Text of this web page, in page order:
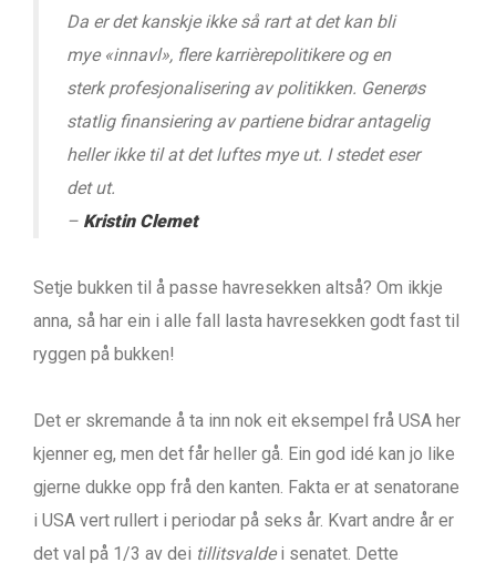
Da er det kanskje ikke så rart at det kan bli
mye «innavl», flere karrièrepolitikere og en
sterk profesjonalisering av politikken. Generøs
statlig finansiering av partiene bidrar antagelig
heller ikke til at det luftes mye ut. I stedet eser
det ut.
– Kristin Clemet
Setje bukken til å passe havresekken altså? Om ikkje
anna, så har ein i alle fall lasta havresekken godt fast til
ryggen på bukken!
Det er skremande å ta inn nok eit eksempel frå USA her
kjenner eg, men det får heller gå. Ein god idé kan jo like
gjerne dukke opp frå den kanten. Fakta er at senatorane
i USA vert rullert i periodar på seks år. Kvart andre år er
det val på 1/3 av dei tillitsvaldei senatet. Dette